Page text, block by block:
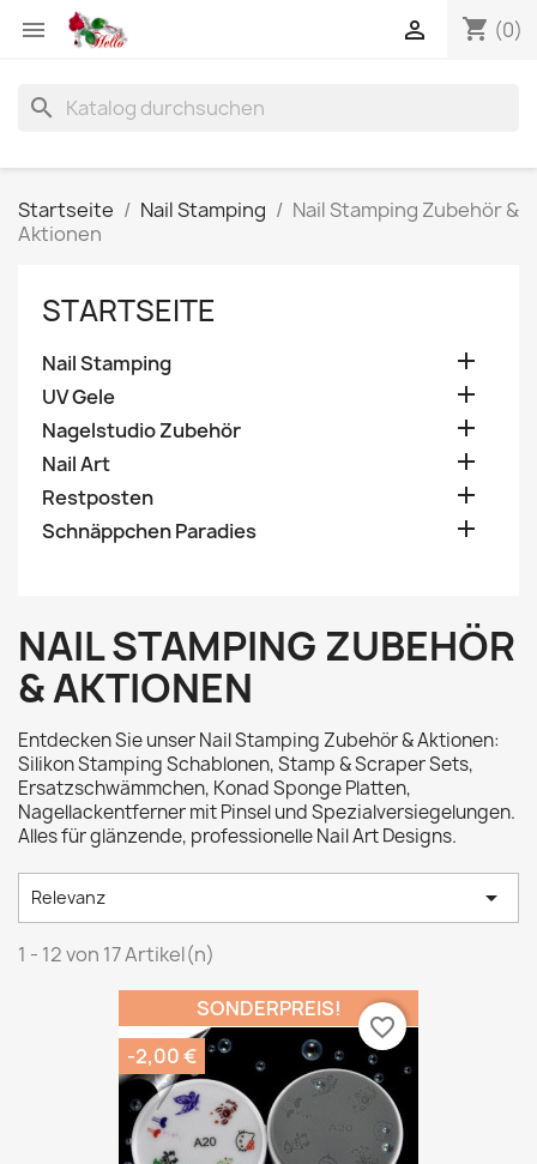
 shopping_cart (0)

search
Startseite Nail Stamping
Nail Stamping Zubehör &
Aktionen
STARTSEITE
Nail Stamping 
UV Gele 
Nagelstudio Zubehör 
Nail Art 
Restposten 
Schnäppchen Paradies 
NAIL STAMPING ZUBEHÖR
& AKTIONEN
Entdecken Sie unser Nail Stamping Zubehör & Aktionen:
Silikon Stamping Schablonen, Stamp & Scraper Sets,
Ersatzschwämmchen, Konad Sponge Platten,
Nagellackentferner mit Pinsel und Spezialversiegelungen.
Alles für glänzende, professionelle Nail Art Designs.
Relevanz 
1 - 12 von 17 Artikel(n)
SONDERPREIS!
-2,00 €
favorite_border